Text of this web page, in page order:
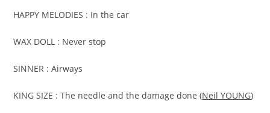
HAPPY MELODIES : In the car
WAX DOLL : Never stop
SINNER : Airways
KING SIZE : The needle and the damage done (Neil YOUNG)